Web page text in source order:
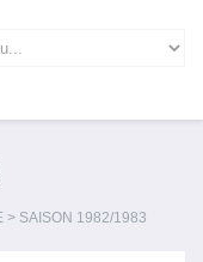
> SAISON 1982/1983